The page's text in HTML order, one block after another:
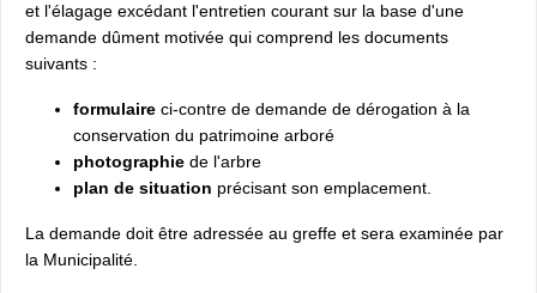
et l'élagage excédant l'entretien courant sur la base d'une
demande dûment motivée qui comprend les documents
suivants :
formulaire ci-contre de demande de dérogation à la
conservation du patrimoine arboré
photographie de l'arbre
plan de situation précisant son emplacement.
La demande doit être adressée au greffe et sera examinée par
la Municipalité.